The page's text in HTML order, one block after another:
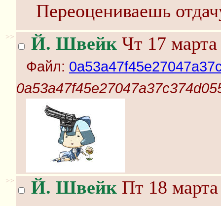
Переоцениваешь
>> Й. Швейк Чт 17
Файл:
>> Й. Швейк Пт 18